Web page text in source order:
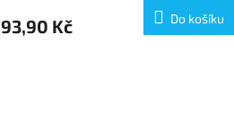
93,90 Kč Do košíku